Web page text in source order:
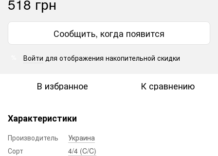
Сообщить, когда появится
Войти для отображения накопительной скидки
В избранное К сравнению
Характеристики
Производитель
Украина
Сорт
4/4 (C/C)